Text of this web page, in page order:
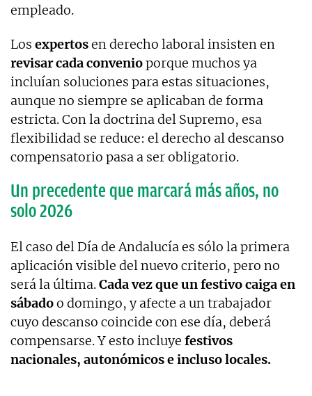
empleado.
Los expertosen derecho laboral insisten en
revisar cada convenioporque muchos ya
incluían soluciones para estas situaciones,
aunque no siempre se aplicaban de forma
estricta. Con la doctrina del Supremo, esa
flexibilidad se reduce: el derecho al descanso
compensatorio pasa a ser obligatorio.
Un precedente que marcará más años, no
solo 2026
El caso del Día de Andalucía es sólo la primera
aplicación visible del nuevo criterio, pero no
será la última.Cada vez que un festivo caiga en
sábadoo domingo, y afecte a un trabajador
cuyo descanso coincide con ese día, deberá
compensarse. Y esto incluye festivos
nacionales, autonómicos e incluso locales.